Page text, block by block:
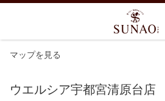
マップを見る
ウエルシア宇都宮清原台店